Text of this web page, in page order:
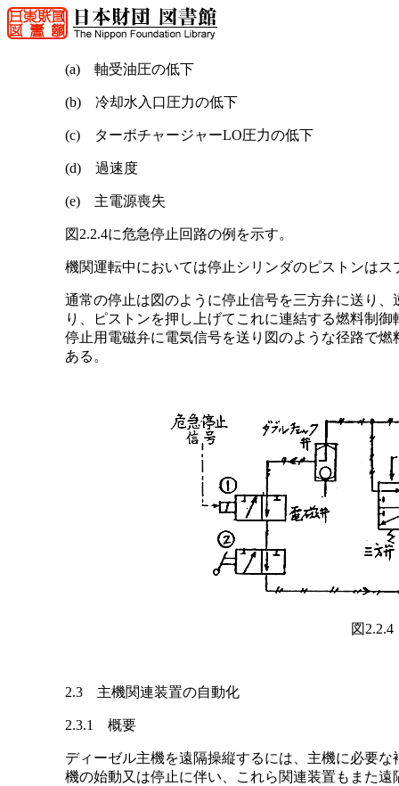
(a) 軸受油圧の低下
(b) 冷却水入口圧力の低下
(c) ターボチャージャーLO圧力の低下
(d) 過速度
(e) 主電源喪失
図2.2.4に危急停止回路の例を示す。
機関運転中においては停止シリンダのピストンは
通常の停止は図のように停止信号を三方弁に送り
り、ピストンを押し上げてこれに連結する燃料制
停止用電磁弁に電気信号を送り図のような径路で
ある。
図
2.3 主機関連装置の自動化
2.3.1 概要
ディーゼル主機を遠隔操縦するには、主機に必要
機の始動又は停止に伴い、これら関連装置もまた